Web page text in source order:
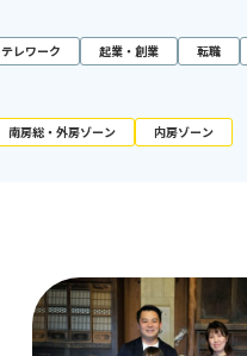
テレワーク 起業・創業 転職
南房総・外房ゾーン 内房ゾーン